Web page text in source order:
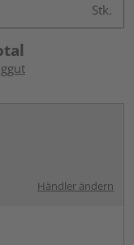
Stk.
Händler ändern